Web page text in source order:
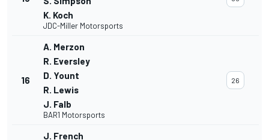
K. Koch
JDC-Miller Motorsports
16
A. Merzon
R. Eversley
D. Yount
R. Lewis
J. Falb
BAR1 Motorsports
26
J. French